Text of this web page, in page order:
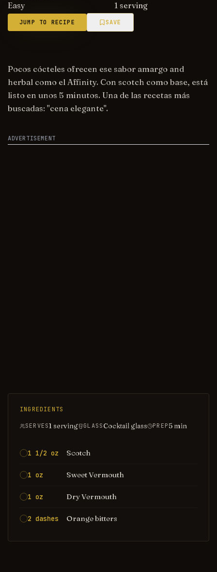
Easy 1 serving
JUMP TO RECIPE SAVE
Pocos cócteles ofrecen ese sabor amargo and
herbal como el Affinity. Con scotch como base, está
listo en unos 5 minutos. Una de las recetas más
buscadas: "cena elegante".
ADVERTISEMENT
INGREDIENTS
SERVES1 serving GLASSCocktail glass PREP5 min
1 1/2 oz Scotch
1 oz Sweet Vermouth
1 oz Dry Vermouth
2 dashes Orange bitters